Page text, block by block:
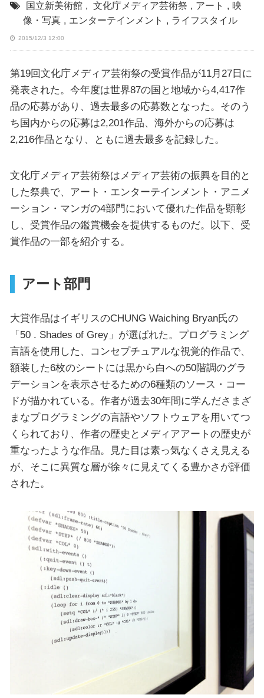
国立新美術館 , 文化庁メディア芸術祭 , アート , 映
像・写真 , エンターテインメント , ライフスタイル
2015/12/3 12:00
第19回文化庁メディア芸術祭の受賞作品が11月27日に
発表された。今年度は世界87の国と地域から4,417作
品の応募があり、過去最多の応募数となった。そのう
ち国内からの応募は2,201作品、海外からの応募は
2,216作品となり、ともに過去最多を記録した。
文化庁メディア芸術祭はメディア芸術の振興を目的と
した祭典で、アート・エンターテインメント・アニメ
ーション・マンガの4部門において優れた作品を顕彰
し、受賞作品の鑑賞機会を提供するものだ。以下、受
賞作品の一部を紹介する。
アート部門
大賞作品はイギリスのCHUNG Waiching Bryan氏の
「50 . Shades of Grey」が選ばれた。プログラミング
言語を使用した、コンセプチュアルな視覚的作品で、
額装した6枚のシートには黒から白への50階調のグラ
デーションを表示させるための6種類のソース・コー
ドが描かれている。作者が過去30年間に学んださまざ
まなプログラミングの言語やソフトウェアを用いてつ
くられており、作者の歴史とメディアアートの歴史が
重なったような作品。見た目は素っ気なくさえ見える
が、そこに異質な層が徐々に見えてくる豊かさが評価
された。